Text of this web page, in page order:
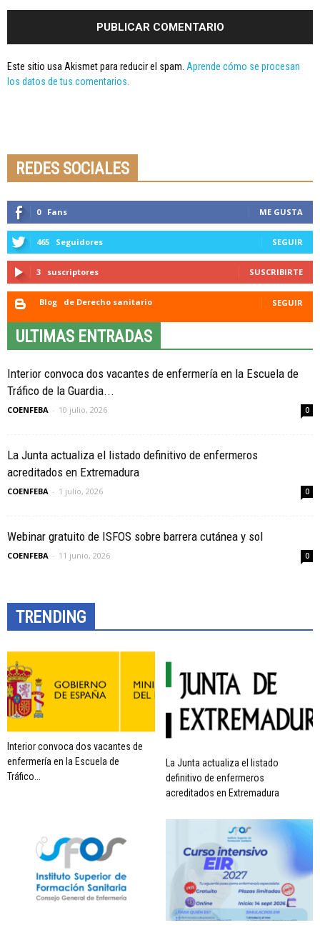
Este sitio usa Akismet para reducir el spam. Aprende cómo se procesan
los datos de tus comentarios.
REDES SOCIALES
0 Fans ME GUSTA
465 Seguidores SEGUIR
3 suscriptores SUSCRIBIRTE
Blog de Derecho sanitario SEGUIR
ULTIMAS ENTRADAS
Interior convoca dos vacantes de enfermería en la Escuela de
Tráfico de la Guardia...
COENFEBA - 10 julio, 2026 0
La Junta actualiza el listado definitivo de enfermeros
acreditados en Extremadura
COENFEBA - 1 julio, 2026 0
Webinar gratuito de ISFOS sobre barrera cutánea y sol
COENFEBA - 11 junio, 2026 0
TRENDING
Interior convoca dos vacantes de
enfermería en la Escuela de
Tráfico...
La Junta actualiza el listado
definitivo de enfermeros
acreditados en Extremadura